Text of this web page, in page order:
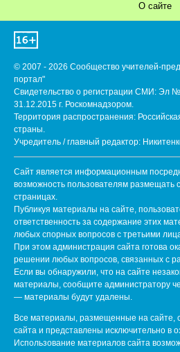
О сайте
© 2007 - 2026 Сообщество учителей-
портал"
Свидетельство о регистрации СМИ: Эл
31.12.2015 г. Роскомнадзором.
Территория распространения:
страны.
Учредитель / главный редактор:
Сайт является информационным
возможность пользователям размещать
страницах.
Публикуя материалы на сайте,
ответственность за содержание этих
любых спорных вопросов с третьими
При этом администрация сайта готова
решении любых вопросов, связанных с
Если вы обнаружили, что на сайте
материалы, сообщите администратору
— материалы будут удалены.
Все материалы, размещенные на сайте,
сайта и представлены исключительно в
Использование материалов сайта